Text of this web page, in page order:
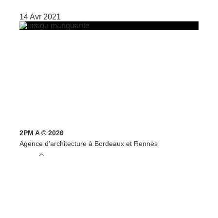
14 Avr 2021
2PM A © 2026
Agence d'architecture à Bordeaux et Rennes
